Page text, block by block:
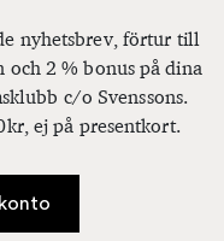
nyhetsbrev, förtur till
och 2 % bonus på dina
c/o Svenssons.
ej på presentkort.